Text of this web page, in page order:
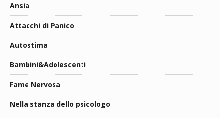
Ansia
Attacchi di Panico
Autostima
Bambini&Adolescenti
Fame Nervosa
Nella stanza dello psicologo